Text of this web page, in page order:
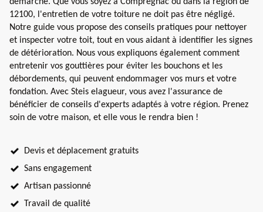
12100, l'entretien de votre toiture ne doit pas être négligé.
Notre guide vous propose des conseils pratiques pour nettoyer
et inspecter votre toit, tout en vous aidant à identifier les signes
de détérioration. Nous vous expliquons également comment
entretenir vos gouttières pour éviter les bouchons et les
débordements, qui peuvent endommager vos murs et votre
fondation. Avec Steis elagueur, vous avez l'assurance de
bénéficier de conseils d'experts adaptés à votre région. Prenez
soin de votre maison, et elle vous le rendra bien !
Devis et déplacement gratuits
Sans engagement
Artisan passionné
Travail de qualité